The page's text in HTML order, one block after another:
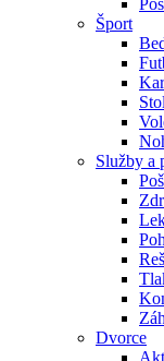
Šport
Služby a
Dvorce